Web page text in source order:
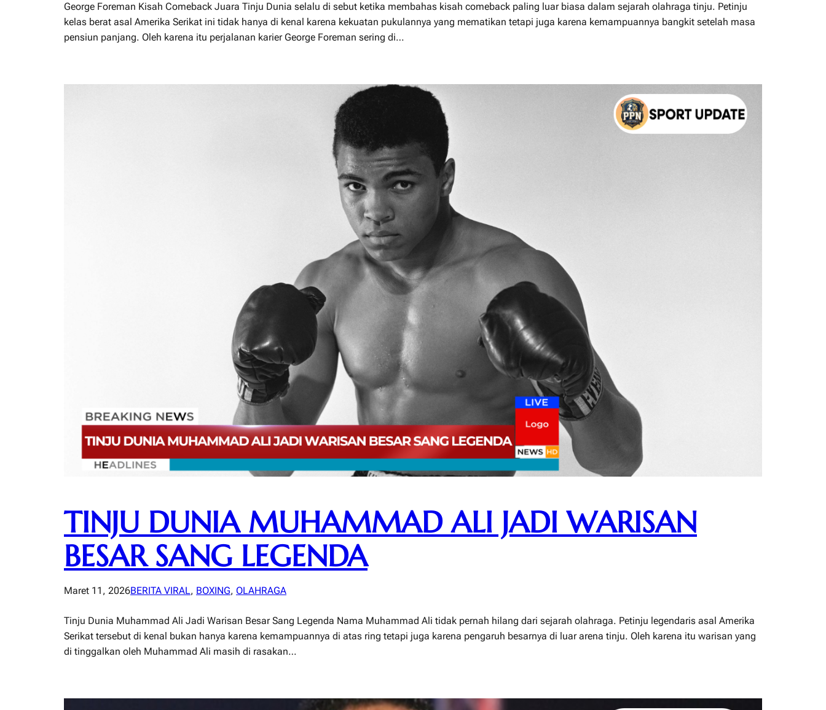
George Foreman Kisah Comeback Juara Tinju Dunia selalu di sebut ketika membahas kisah comeback paling luar biasa dalam sejarah olahraga tinju. Petinju
kelas berat asal Amerika Serikat ini tidak hanya di kenal karena kekuatan pukulannya yang mematikan tetapi juga karena kemampuannya bangkit setelah masa
pensiun panjang. Oleh karena itu perjalanan karier George Foreman sering di…
TINJU DUNIA MUHAMMAD ALI JADI WARISAN
BESAR SANG LEGENDA
Maret 11, 2026BERITA VIRAL, BOXING, OLAHRAGA
Tinju Dunia Muhammad Ali Jadi Warisan Besar Sang Legenda Nama Muhammad Ali tidak pernah hilang dari sejarah olahraga. Petinju legendaris asal Amerika
Serikat tersebut di kenal bukan hanya karena kemampuannya di atas ring tetapi juga karena pengaruh besarnya di luar arena tinju. Oleh karena itu warisan yang
di tinggalkan oleh Muhammad Ali masih di rasakan…